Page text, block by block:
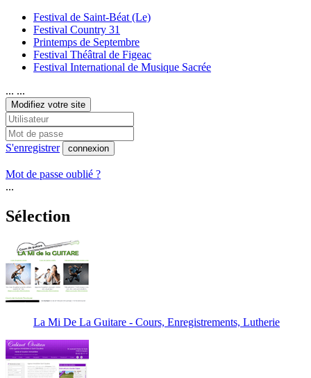
Festival de Saint-Béat (Le)
Festival Country 31
Printemps de Septembre
Festival Théâtral de Figeac
Festival International de Musique Sacrée
... ...
Modifiez votre site
S'enregistrer connexion
Mot de passe oublié ?
...
Sélection
La Mi De La Guitare - Cours, Enregistrements, Lutherie